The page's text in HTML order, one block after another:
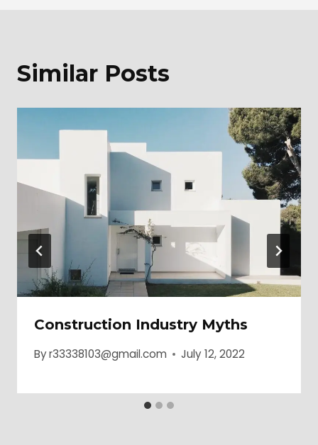
Similar Posts
Construction Industry Myths
Byr33338103@gmail.com July 12, 2022